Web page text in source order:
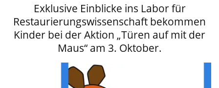
Exklusive Einblicke ins Labor für
Restaurierungswissenschaft bekommen
Kinder bei der Aktion „Türen auf mit der
Maus“ am 3. Oktober.